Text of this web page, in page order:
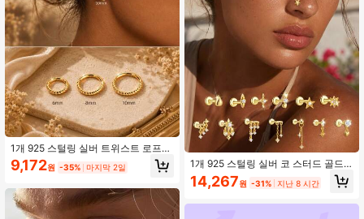
1개 925 스털링 실버 트위스트 로프
후프 귀걸이 여성용, 18K 골드 도금 텍
스처 허기 후프, 저자극성 클릭커 연골
9,172원 -35% 마지막 2일
1개 925 스털링 실버 코 스터드 골드
플랫백 스터드 이어링 귀여운 CZ 별
달 하트 드롭 연골 립 라브렛 피어싱
14,267원 -31% 지난 8 시간